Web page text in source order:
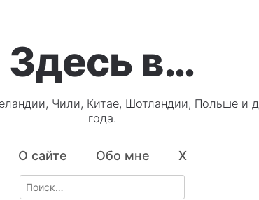
Здесь в…
Чили, Китае, Шотландии, Польше и
года.
О сайте Обо мне X
Search
for: